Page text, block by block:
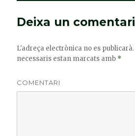
Deixa un comentari
L'adreça electrònica no es publicarà.
necessaris estan marcats amb *
COMENTARI